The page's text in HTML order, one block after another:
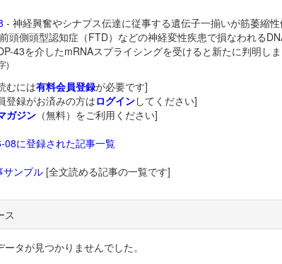
- 神経興奮やシナプス伝達に従事する遺伝子一揃いが筋萎縮
前頭側頭型認知症（FTD）などの神経変性疾患で損なわれる
43を介したmRNAスプライシングを受けると新たに判明しま
)
むには有料会員登録が必要です]
登録がお済みの方はログインしてください]
ガジン（無料）をご利用ください]
08に登録された記事一覧
サンプル[全文読める記事の一覧です]
ス
タが見つかりませんでした。